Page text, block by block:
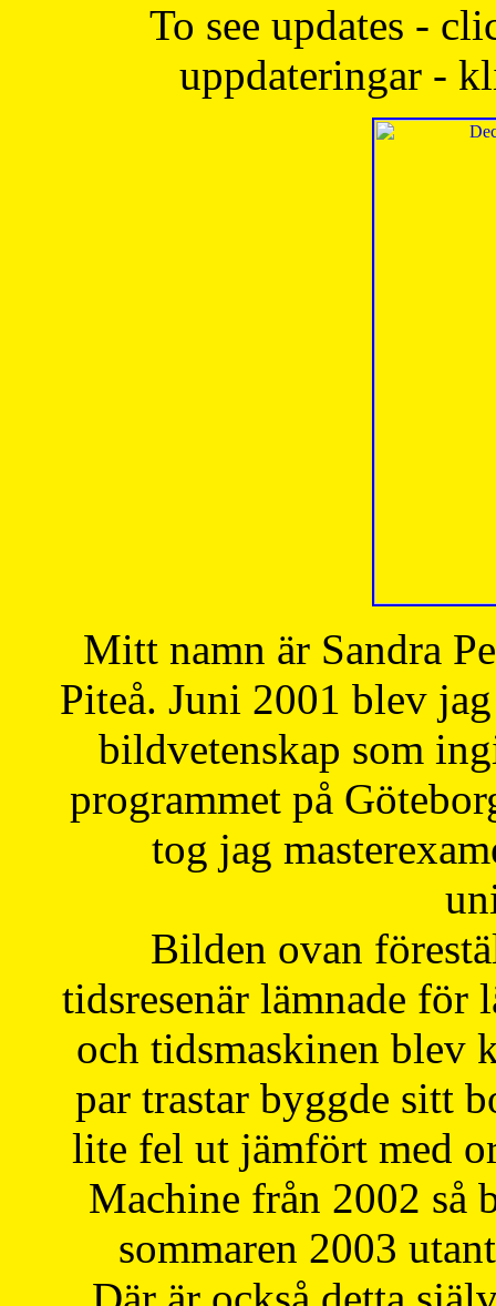
To see updates -
uppdateringar -
Mitt namn är Sandra
Piteå. Juni 2001 blev
bildvetenskap som
programmet på
tog jag
Bilden ovan
tidsresenär lämnade för
och tidsmaskinen blev
par trastar byggde sitt
lite fel ut jämfört med
Machine från 2002 så
sommaren 2003